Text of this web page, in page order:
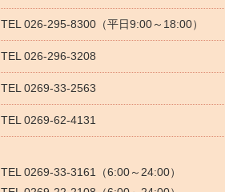
TEL 026-295-8300（平日9:00～18:00）
TEL 026-296-3208
TEL 0269-33-2563
TEL 0269-62-4131
TEL 0269-33-3161（6:00～24:00）